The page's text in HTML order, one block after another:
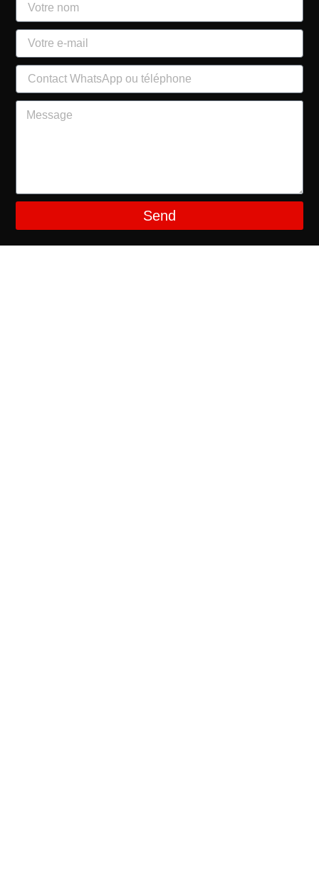
Send